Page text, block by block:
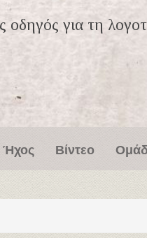
οδηγός για τη
Ήχος Βίντεο